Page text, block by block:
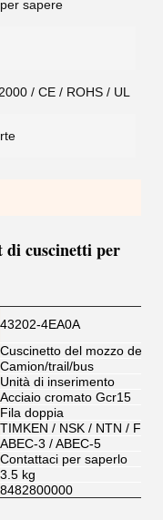
sapere
/ CE / ROHS / UL
di cuscinetti per
43202-4EA0A
Cuscinetto del mozzo della
Camion/trail/bus
Unità di inserimento
Acciaio cromato Gcr15
Fila doppia
TIMKEN / NSK / NTN /
ABEC-3 / ABEC-5
Contattaci per saperlo
3.5 kg
8482800000